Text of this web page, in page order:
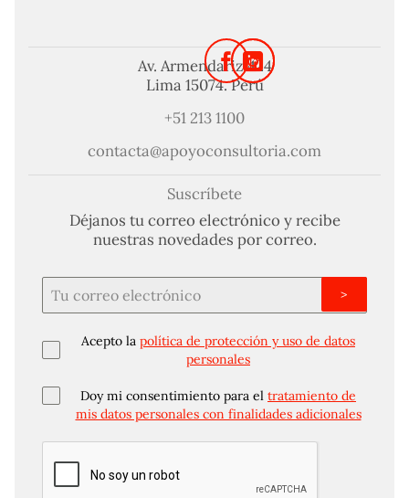
Av. Armendariz 424
Lima 15074. Perú
+51 213 1100
contacta@apoyoconsultoria.com
Suscríbete
Déjanos tu correo electrónico y recibe
nuestras novedades por correo.
Acepto la política de protección y uso de datos
personales
Doy mi consentimiento para el tratamiento de
mis datos personales con finalidades adicionales
>